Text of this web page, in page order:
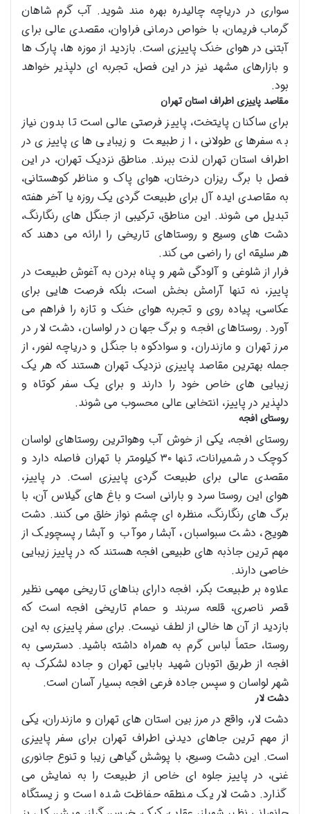
سواری در دریاچه چالیدره بهره مند شوید. آب گرم شاهان
گرماب فریمان، با خواص درمانی فراوان، مقصدی عالی برای
آبتنی در هوای خنک پاییزی است. بازدید از موزه ها، پارک ها
و بازارهای مشهد نیز در این فصل، تجربه ای دلپذیر خواهد
بود.
مقاصد پاییزی اطراف استان تهران
برای ساکنان پایتخت، پاییز فرصتی عالی است تا بدون نیاز
به سفرهای طولانی، از طبیعت و زیبایی های پاییزی در
اطراف استان تهران لذت ببرند. مناطق نزدیک تهران، در این
فصل با برگ ریزان درختان، هوای پاک و مناظر کوهستانی،
به مقاصدی ایده آل برای طبیعت گردی یک روزه یا آخر هفته
تبدیل می شوند. این مناطق، ترکیبی از جنگل های رنگارنگ،
دشت های وسیع و روستاهای تاریخی را ارائه می دهند که
هر سلیقه ای را راضی می کند.
فرار از شلوغی و آلودگی شهر و پناه بردن به آغوش طبیعت در
پاییز، نه تنها آرامش بخش است، بلکه فرصت هایی برای
عکاسی، پیاده روی و تجربه هوای خنک و تازه را فراهم می
آورد. روستاهای افجه و برگ جهان در لواسان، دشت لار در
مرز تهران و مازندران، و سوادکوه با جنگل و دریاچه لفور، از
جمله بهترین مقاصد پاییزی نزدیک تهران هستند که هر یک
زیبایی های خاص خود را دارند و برای یک سفر کوتاه و
دلپذیر در پاییز، انتخابی عالی محسوب می شوند.
روستای افجه
روستای افجه، یکی از خوش آب وهواترین روستاهای لواسان
کوچک در شمیرانات، تنها ۳۰ کیلومتر با تهران فاصله دارد و
مقصدی عالی برای طبیعت گردی پاییزی است. در پاییز،
هوای این روستا سرد و بارانی است و باغ های گیلاس آن، با
برگ های رنگارنگ، منظره ای چشم نواز خلق می کنند. دشت
هویج، دشت سبواسبان، آبشار موآب و آبشار پسچویک از
مهم ترین جاذبه های طبیعی افجه هستند که در پاییز زیبایی
خاصی دارند.
علاوه بر طبیعت بکر، افجه دارای بناهای تاریخی مهمی نظیر
قصر ناصری، قلعه سربند و حمام تاریخی افجه است که
بازدید از آن ها خالی از لطف نیست. برای سفر پاییزی به این
روستا، حتماً لباس گرم به همراه داشته باشید. دسترسی به
افجه از طریق اتوبان شهید بابایی تهران و جاده لشکرک به
شهر لواسان و سپس جاده فرعی افجه بسیار آسان است.
دشت لار
دشت لار، واقع در مرز بین استان های تهران و مازندران، یکی
از مهم ترین جاهای دیدنی اطراف تهران برای سفر پاییزی
است. این دشت وسیع، با پوشش گیاهی زیبا و تنوع جانوری
غنی، در پاییز جلوه ای خاص از طبیعت را به نمایش می
گذارد. دشت لار یک منطقه حفاظت شده است و زیستگاه